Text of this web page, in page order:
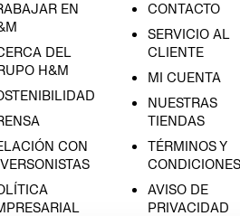
EN
DEL
H&M
CON
CONTACTO
SERVICIO AL
CLIENTE
MI CUENTA
NUESTRAS
TIENDAS
TÉRMINOS Y
CONDICIONES
AVISO DE
PRIVACIDAD